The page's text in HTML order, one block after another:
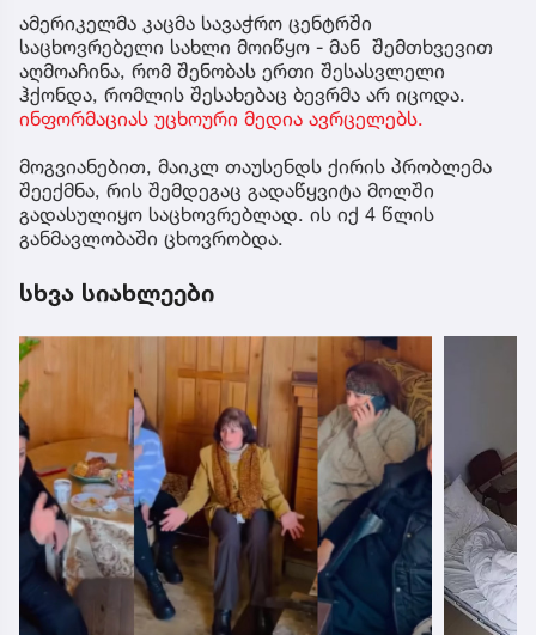
მასწავლებლის დედა
ამერიკელმა კაცმა სავაჭრო ცენტრში
საცხოვრებელი სახლი მოიწყო - მან შემთხვევით
აღმოაჩინა, რომ შენობას ერთი შესასვლელი
ჰქონდა, რომლის შესახებაც ბევრმა არ იცოდა.
ინფორმაციას უცხოური მედია ავრცელებს.
მოგვიანებით, მაიკლ თაუსენდს ქირის პრობლემა
შეექმნა, რის შემდეგაც გადაწყვიტა მოლში
გადასულიყო საცხოვრებლად. ის იქ 4 წლის
განმავლობაში ცხოვრობდა.
სხვა სიახლეები